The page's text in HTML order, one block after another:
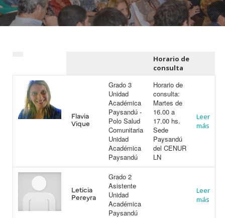
Horario de
consulta
Flavia
Vique
Grado 3
Unidad
Académica
Paysandú -
Polo Salud
Comunitaria
Unidad
Académica
Paysandú
Horario de
consulta:
Martes de
16.00 a
17.00 hs.
Sede
Paysandú
del CENUR
LN
Leer
más
Leticia
Pereyra
Grado 2
Asistente
Unidad
Académica
Paysandú
Leer
más